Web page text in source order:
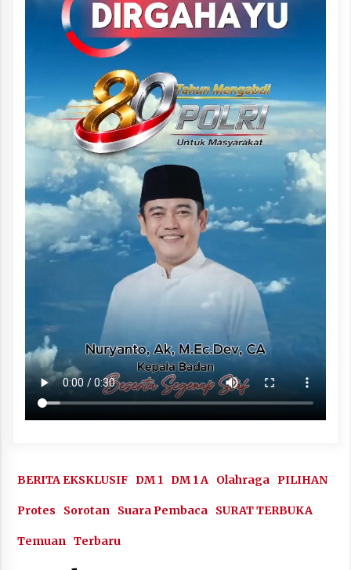
BERITA EKSKLUSIF DM 1 DM 1 A Olahraga PILIHAN
Protes Sorotan Suara Pembaca SURAT TERBUKA
Temuan Terbaru